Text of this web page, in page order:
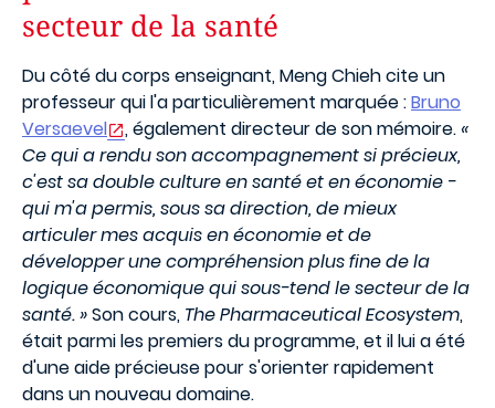
secteur de la santé
Du côté du corps enseignant, Meng Chieh cite un
professeur qui l'a particulièrement marquée :Bruno
Versaevel
, également directeur de son mémoire.«
Ce qui a rendu son accompagnement si précieux,
c'est sa double culture en santé et en économie -
qui m'a permis, sous sa direction, de mieux
articuler mes acquis en économie et de
développer une compréhension plus fine de la
logique économique qui sous-tend le secteur de la
santé. »Son cours, The Pharmaceutical Ecosystem,
était parmi les premiers du programme, et il lui a été
d'une aide précieuse pour s'orienter rapidement
dans un nouveau domaine.